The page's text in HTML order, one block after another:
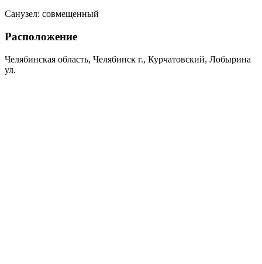
Санузел: совмещенный
Расположение
Челябинская область, Челябинск г., Курчатовский, Лобырина
ул.